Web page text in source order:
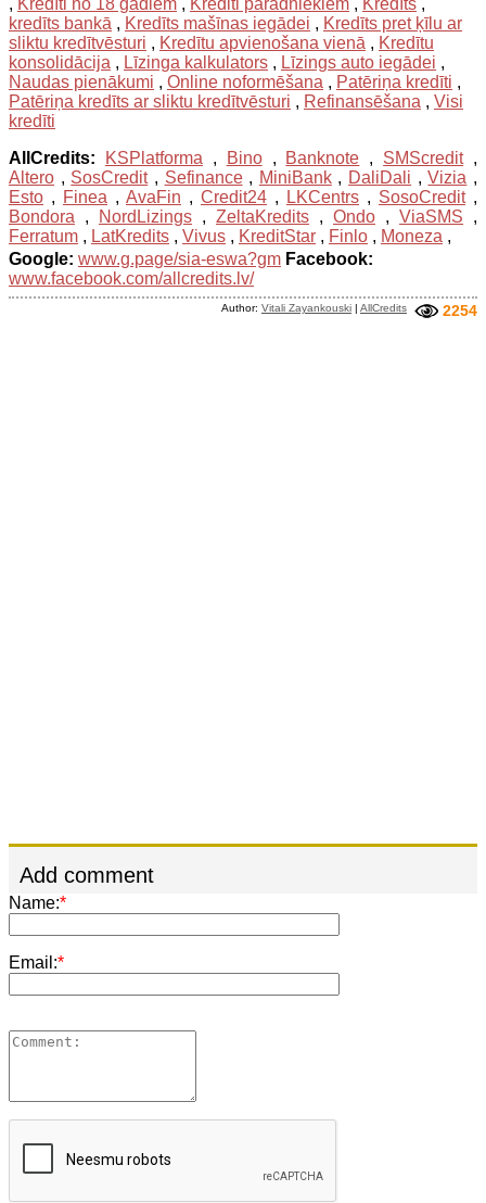
, Kredīti no 18 gadiem , Krediti paradniekiem , Kredīts ,
kredīts bankā , Kredīts mašīnas iegādei , Kredīts pret ķīlu ar
sliktu kredītvēsturi , Kredītu apvienošana vienā , Kredītu
konsolidācija , Līzinga kalkulators , Līzings auto iegādei ,
Naudas pienākumi , Online noformēšana , Patēriņa kredīti ,
Patēriņa kredīts ar sliktu kredītvēsturi , Refinansēšana , Visi
kredīti
AllCredits:
KSPlatforma , Bino, Banknote , SMScredit,
Altero , SosCredit, Sefinance, MiniBank, DaliDali ,Vizia ,
Esto , Finea , AvaFin , Credit24 , LKCentrs , SosoCredit,
Bondora , NordLizings , ZeltaKredits , Ondo , ViaSMS ,
Ferratum , LatKredits , Vivus , KreditStar , Finlo , Moneza ,
Google: www.g.page/sia-eswa?gm Facebook:
www.facebook.com/allcredits.lv/
2254
Author: Vitali Zayankouski | AllCredits
Add comment
Name:*
Email:*